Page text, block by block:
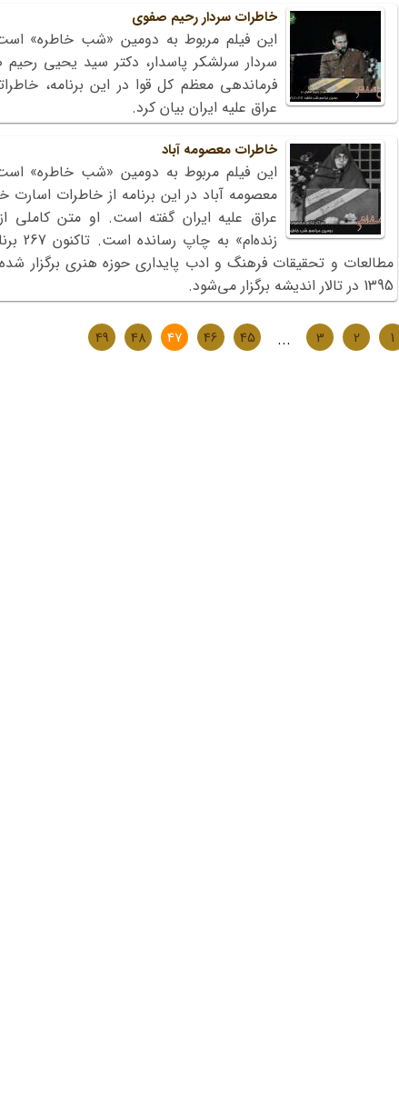
خاطرات سردار رحیم صفوی
سردار سرلشکر پاسدار، دکتر سید یحیی
فرماندهی معظم کل قوا در این برنامه،
عراق علیه ایران بیان کرد.
خاطرات معصومه آباد
معصومه آباد در این برنامه از خاطرات
عراق علیه ایران گفته است. او متن کاملی
1395 در تالار اندیشه برگزار می‌شود.
1
2
3
...
45
46
47
48
49